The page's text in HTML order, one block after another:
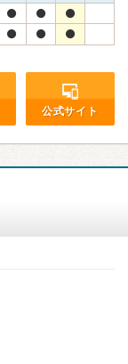
公式サイト